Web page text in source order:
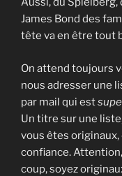
James Bond des
tête va en être tout
On attend toujours
nous adresser une
par mail qui est
Un titre sur une
vous êtes
confiance.
coup, soyez